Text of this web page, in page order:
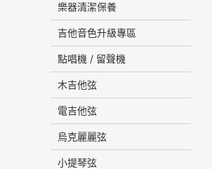
樂器清潔保養
吉他音色升級專區
點唱機 / 留聲機
木吉他弦
電吉他弦
烏克麗麗弦
小提琴弦